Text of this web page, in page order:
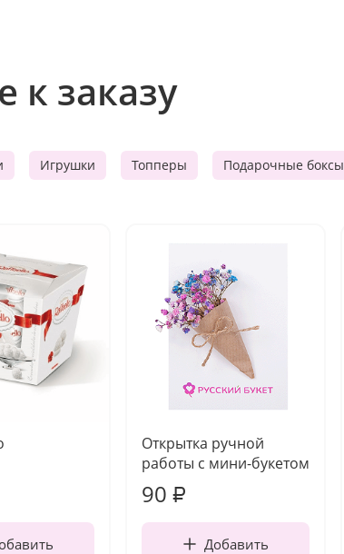
к заказу
Игрушки Топперы Подарочные боксы
Открытка ручной
работы с мини-букетом
90 ₽
Добавить